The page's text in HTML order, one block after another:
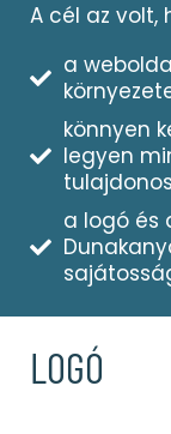
A cél az volt,
a
könnyen
legyen
a logó és
LOGÓ